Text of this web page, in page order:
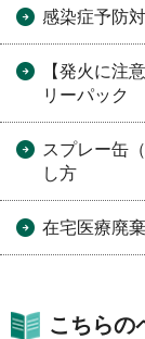
感染症予防
【発火に注
リーパック
スプレー缶
し方
在宅医療廃
こちらの